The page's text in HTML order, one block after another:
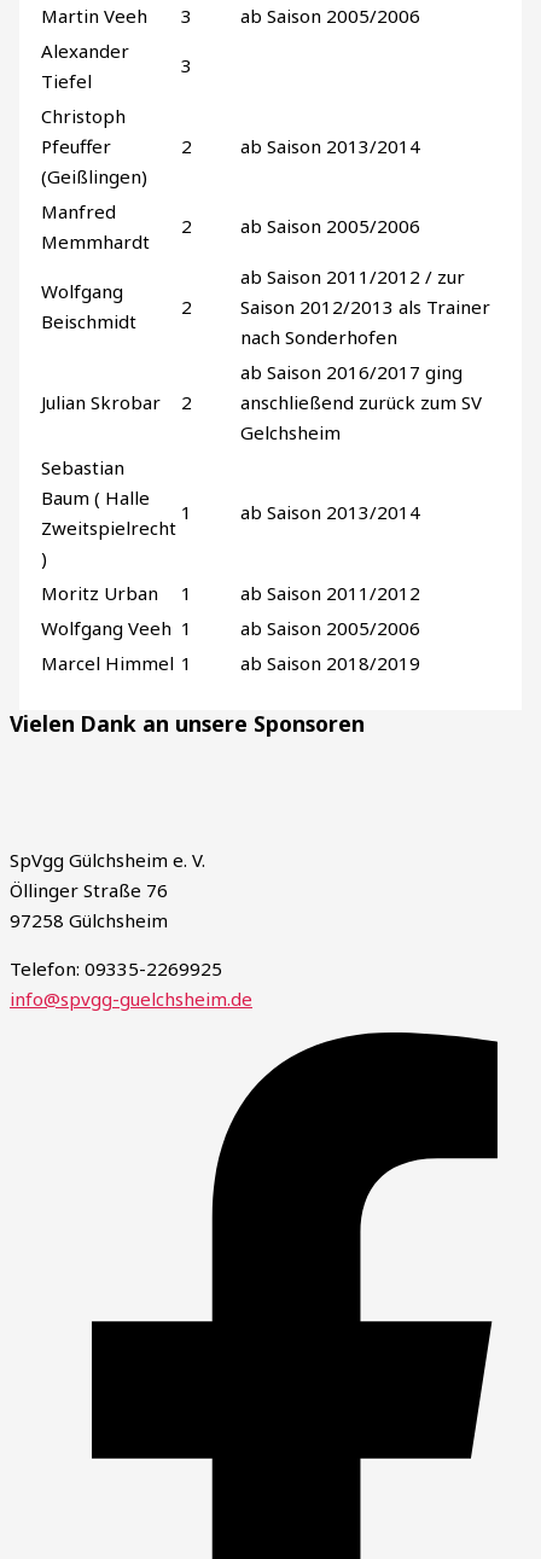
Martin Veeh
3
ab Saison 2005/2006
Alexander
Tiefel
3
Christoph
Pfeuffer
(Geißlingen)
2 ab Saison 2013/2014
Manfred
Memmhardt
2 ab Saison 2005/2006
Wolfgang
Beischmidt
2
ab Saison 2011/2012 / zur
Saison 2012/2013 als Trainer
nach Sonderhofen
Julian Skrobar 2
ab Saison 2016/2017 ging
anschließend zurück zum SV
Gelchsheim
Sebastian
Baum ( Halle
Zweitspielrecht
)
1 ab Saison 2013/2014
Moritz Urban 1
ab Saison 2011/2012
Wolfgang Veeh 1
ab Saison 2005/2006
Marcel Himmel 1 ab Saison 2018/2019
Vielen Dank an unsere Sponsoren
SpVgg Gülchsheim e. V.
Öllinger Straße 76
97258 Gülchsheim
Telefon: 09335-2269925
info@spvgg-guelchsheim.de